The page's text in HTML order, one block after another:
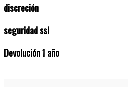
discreción
seguridad ssl
Devolución 1 año